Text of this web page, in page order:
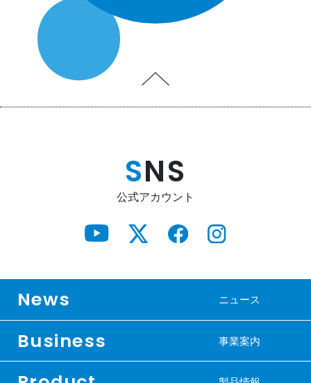
SNS
公式アカウント
News ニュース
Business 事業案内